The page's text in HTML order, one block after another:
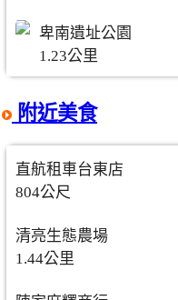
卑南遺址公園
1.23公里
附近美食
直航租車台東店
804公尺
清亮生態農場
1.44公里